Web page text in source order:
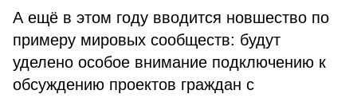
А ещё в этом году вводится новшество по
примеру мировых сообществ: будут
уделено особое внимание подключению к
обсуждению проектов граждан с